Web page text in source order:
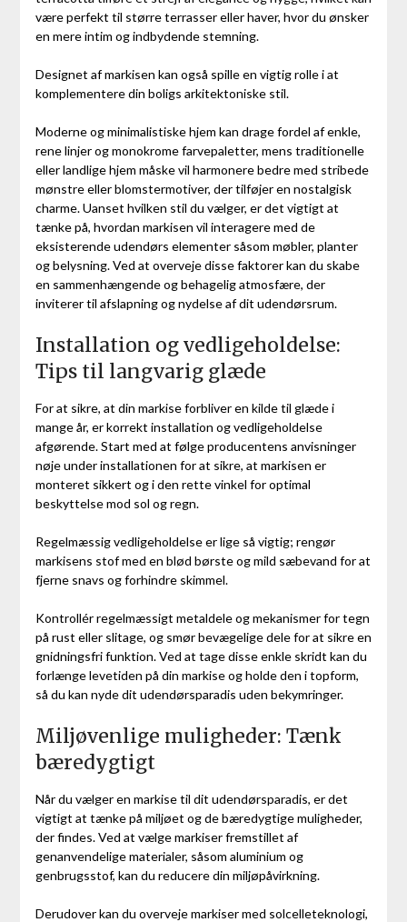
være perfekt til større terrasser eller haver, hvor du ønsker
en mere intim og indbydende stemning.
Designet af markisen kan også spille en vigtig rolle i at
komplementere din boligs arkitektoniske stil.
Moderne og minimalistiske hjem kan drage fordel af enkle,
rene linjer og monokrome farvepaletter, mens traditionelle
eller landlige hjem måske vil harmonere bedre med stribede
mønstre eller blomstermotiver, der tilføjer en nostalgisk
charme. Uanset hvilken stil du vælger, er det vigtigt at
tænke på, hvordan markisen vil interagere med de
eksisterende udendørs elementer såsom møbler, planter
og belysning. Ved at overveje disse faktorer kan du skabe
en sammenhængende og behagelig atmosfære, der
inviterer til afslapning og nydelse af dit udendørsrum.
Installation og vedligeholdelse:
Tips til langvarig glæde
For at sikre, at din markise forbliver en kilde til glæde i
mange år, er korrekt installation og vedligeholdelse
afgørende. Start med at følge producentens anvisninger
nøje under installationen for at sikre, at markisen er
monteret sikkert og i den rette vinkel for optimal
beskyttelse mod sol og regn.
Regelmæssig vedligeholdelse er lige så vigtig; rengør
markisens stof med en blød børste og mild sæbevand for at
fjerne snavs og forhindre skimmel.
Kontrollér regelmæssigt metaldele og mekanismer for tegn
på rust eller slitage, og smør bevægelige dele for at sikre en
gnidningsfri funktion. Ved at tage disse enkle skridt kan du
forlænge levetiden på din markise og holde den i topform,
så du kan nyde dit udendørsparadis uden bekymringer.
Miljøvenlige muligheder: Tænk
bæredygtigt
Når du vælger en markise til dit udendørsparadis, er det
vigtigt at tænke på miljøet og de bæredygtige muligheder,
der findes. Ved at vælge markiser fremstillet af
genanvendelige materialer, såsom aluminium og
genbrugsstof, kan du reducere din miljøpåvirkning.
Derudover kan du overveje markiser med solcelleteknologi,